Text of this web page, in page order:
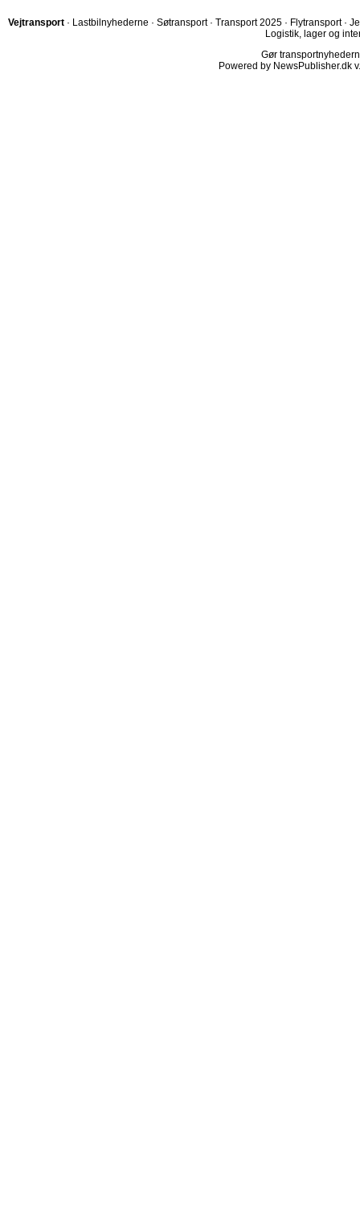
Vejtransport · Lastbilnyhederne · Søtransport · Transport 2025 · Flytransport ·
Logistik, lager og
Gør
Powered by NewsPublisher.dk